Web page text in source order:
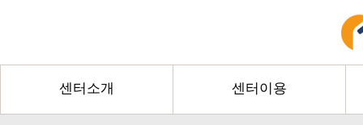
센터소개 센터이용